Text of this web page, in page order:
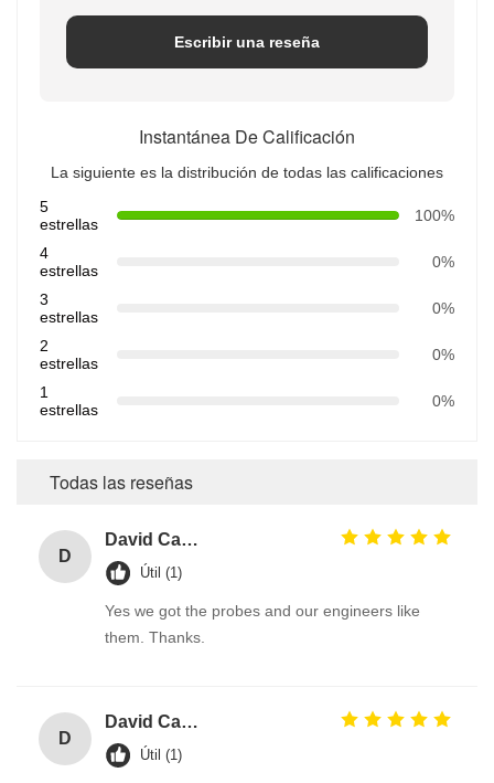
Escribir una reseña
Instantánea De Calificación
La siguiente es la distribución de todas las calificaciones
5
estrellas
100%
4
estrellas
0%
3
estrellas
0%
2
estrellas
0%
1
estrellas
0%
Todas las reseñas
D
David Calabro
Útil (1)
Yes we got the probes and our engineers like
them. Thanks.
D
David Calabro
Útil (1)